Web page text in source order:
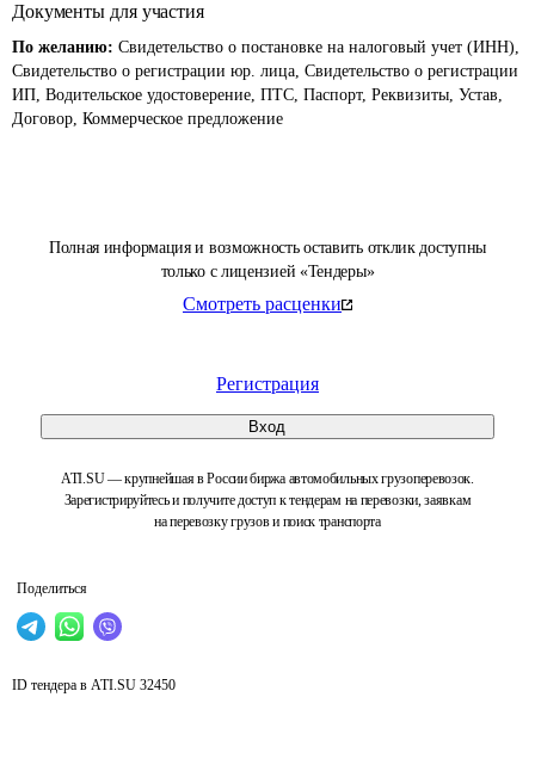
Полная информация и возможность оставить отклик доступны
только с лицензией «Тендеры»
Смотреть расценки
Регистрация
Вход
ATI.SU — крупнейшая в России биржа автомобильных грузоперевозок.
Зарегистрируйтесь и получите доступ к тендерам на перевозки, заявкам
на перевозку грузов и поиск транспорта
Поделиться
Документы для участия
По желанию: Свидетельство о постановке на налоговый учет (ИНН),
Свидетельство о регистрации юр. лица, Свидетельство о регистрации
ИП, Водительское удостоверение, ПТС, Паспорт, Реквизиты, Устав,
Договор, Коммерческое предложение
ID тендера в ATI.SU 32450